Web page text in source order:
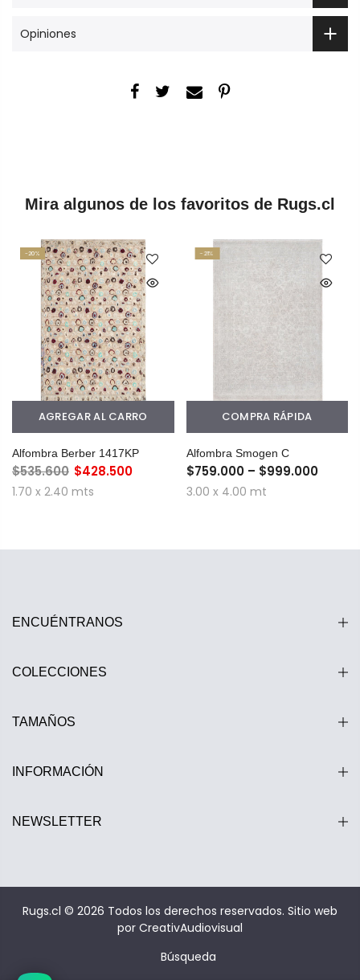
Opiniones
Mira algunos de los favoritos de Rugs.cl
-20%
AGREGAR AL CARRO
Alfombra Berber 1417KP
$535.600 $428.500
1.70 x 2.40 mts
-21%
COMPRA RÁPIDA
Alfombra Smogen C
$759.000 – $999.000
3.00 x 4.00 mt
ENCUÉNTRANOS
COLECCIONES
TAMAÑOS
INFORMACIÓN
NEWSLETTER
Rugs.cl © 2026 Todos los derechos reservados. Sitio web
por CreativAudiovisual
Búsqueda